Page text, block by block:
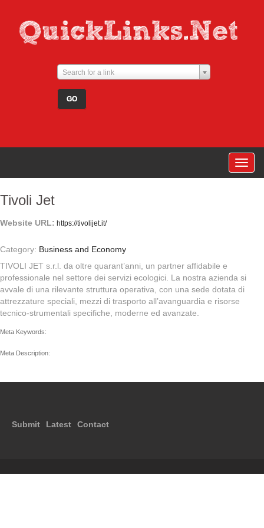
Search for a link
Tivoli Jet
Website URL: https://tivolijet.it/
Category: Business and Economy
TIVOLI JET s.r.l. da oltre quarant’anni, un partner affidabile e
professionale nel settore dei servizi ecologici. La nostra azienda si
avvale di una rilevante struttura operativa, con una sede dotata di
attrezzature speciali, mezzi di trasporto all’avanguardia e risorse
tecnico-strumentali specifiche, moderne ed avanzate.
Meta Keywords:
Meta Description:
Submit Latest Contact